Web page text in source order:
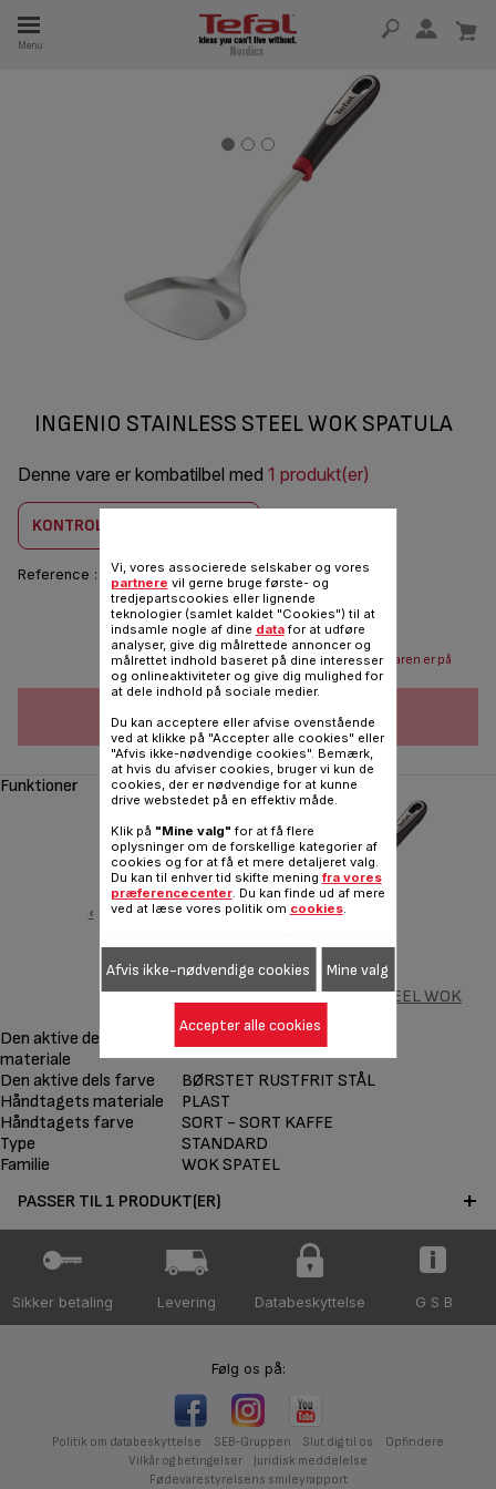
Menu
INGENIO STAINLESS STEEL WOK SPATULA
Denne vare er kombatilbel med 1 produkt(er)
KONTROLLER KOMBABILITET
Reference : K1181314
67,00 DKK
Send mail når varen er på
lager
FØJ TIL INDKØBSVOGN
Funktioner
‹
INGENIO STAINLESS STEEL WOK
SPATULA
Den aktive dels
materiale
RUSTFRIT STÅL
Den aktive dels farve
BØRSTET RUSTFRIT STÅL
Håndtagets materiale
PLAST
Håndtagets farve
SORT - SORT KAFFE
Type
STANDARD
Familie
WOK SPATEL
PASSER TIL 1 PRODUKT(ER)
Sikker betaling Levering Databeskyttelse G S B
Følg os på:
Politik om databeskyttelse SEB-Gruppen Slut dig til os
Opfindere
Vilkår og betingelser
Juridisk meddelelse
Fødevarestyrelsens smileyrapport
Vi, vores associerede selskaber og vores
partnere vil gerne bruge første- og
tredjepartscookies eller lignende
teknologier (samlet kaldet "Cookies") til at
indsamle nogle af dine datafor at udføre
analyser, give dig målrettede annoncer og
målrettet indhold baseret på dine interesser
og onlineaktiviteter og give dig mulighed for
at dele indhold på sociale medier.
Du kan acceptere eller afvise ovenstående
ved at klikke på "Accepter alle cookies" eller
"Afvis ikke-nødvendige cookies". Bemærk,
at hvis du afviser cookies, bruger vi kun de
cookies, der er nødvendige for at kunne
drive webstedet på en effektiv måde.
Klik på "Mine valg" for at få flere
oplysninger om de forskellige kategorier af
cookies og for at få et mere detaljeret valg.
Du kan til enhver tid skifte mening fra vores
præferencecenter. Du kan finde ud af mere
ved at læse vores politik om cookies.
Afvis ikke-nødvendige cookies Mine valg
Accepter alle cookies